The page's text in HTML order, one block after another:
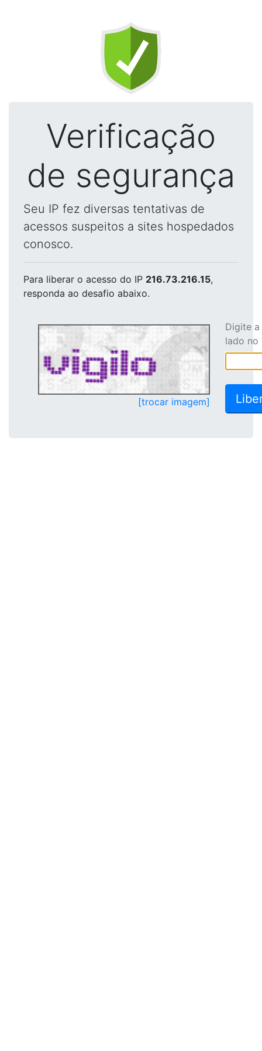
Verificação
de segurança
Seu IP fez diversas tentativas de
acessos suspeitos a sites hospedados
conosco.
Para liberar o acesso do IP 216.73.216.15,
responda ao desafio abaixo.
[trocar imagem]
Digite
lado no